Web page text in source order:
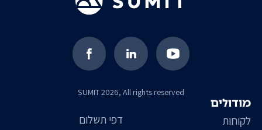
SUMIT 2026, All rights reserved
דפי תשלום
מודולים
לקוחות